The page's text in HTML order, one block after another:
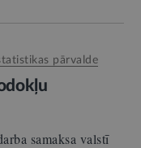
pārvalde
samaksa valstī